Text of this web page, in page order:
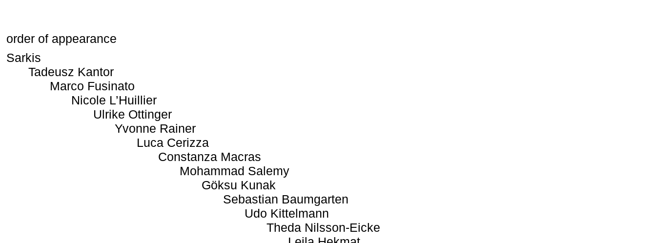
order of appearance
Sarkis
Tadeusz Kantor
Marco Fusinato
Nicole L’Huillier
Ulrike Ottinger
Yvonne Rainer
Luca Cerizza
Constanza Macras
Mohammad Salemy
Göksu Kunak
Sebastian Baumgarten
Udo Kittelmann
Theda Nilsson-Eicke